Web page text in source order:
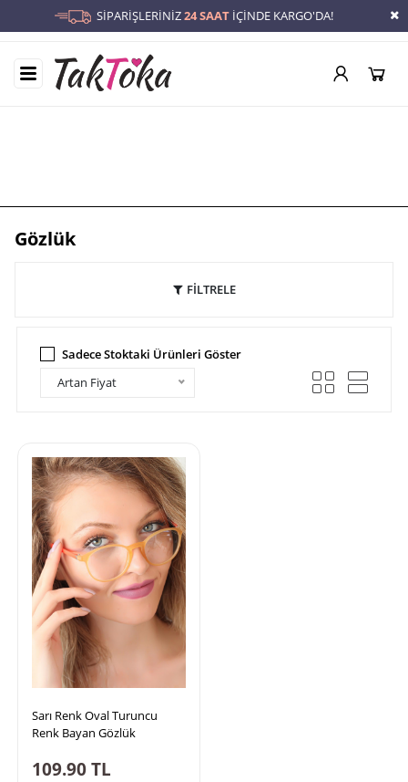
SİPARİŞLERİNİZ24 SAATİÇİNDE KARGO'DA!
Gözlük
FİLTRELE
Sadece Stoktaki Ürünleri Göster
Artan Fiyat
Sarı Renk Oval Turuncu
Renk Bayan Gözlük
109.90TL